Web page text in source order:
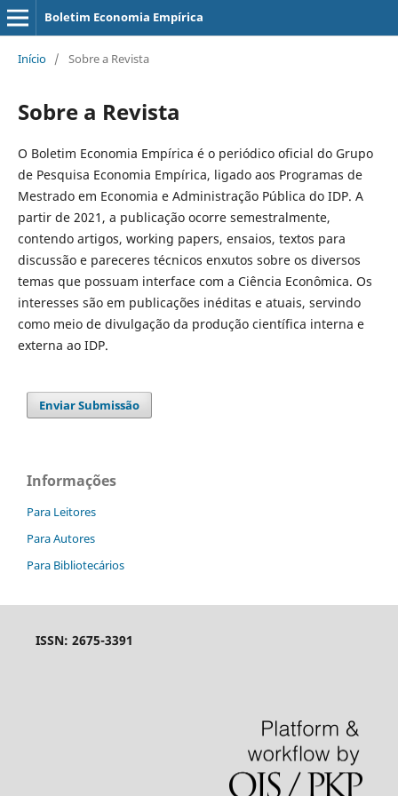
Boletim Economia Empírica
Início / Sobre a Revista
Sobre a Revista
O Boletim Economia Empírica é o periódico oficial do Grupo
de Pesquisa Economia Empírica, ligado aos Programas de
Mestrado em Economia e Administração Pública do IDP. A
partir de 2021, a publicação ocorre semestralmente,
contendo artigos, working papers, ensaios, textos para
discussão e pareceres técnicos enxutos sobre os diversos
temas que possuam interface com a Ciência Econômica. Os
interesses são em publicações inéditas e atuais, servindo
como meio de divulgação da produção científica interna e
externa ao IDP.
Enviar Submissão
Informações
Para Leitores
Para Autores
Para Bibliotecários
ISSN: 2675-3391